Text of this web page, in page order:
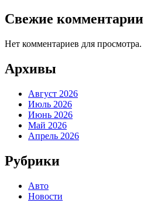
Свежие комментарии
Нет комментариев для просмотра.
Архивы
Август 2026
Июль 2026
Июнь 2026
Май 2026
Апрель 2026
Рубрики
Авто
Новости